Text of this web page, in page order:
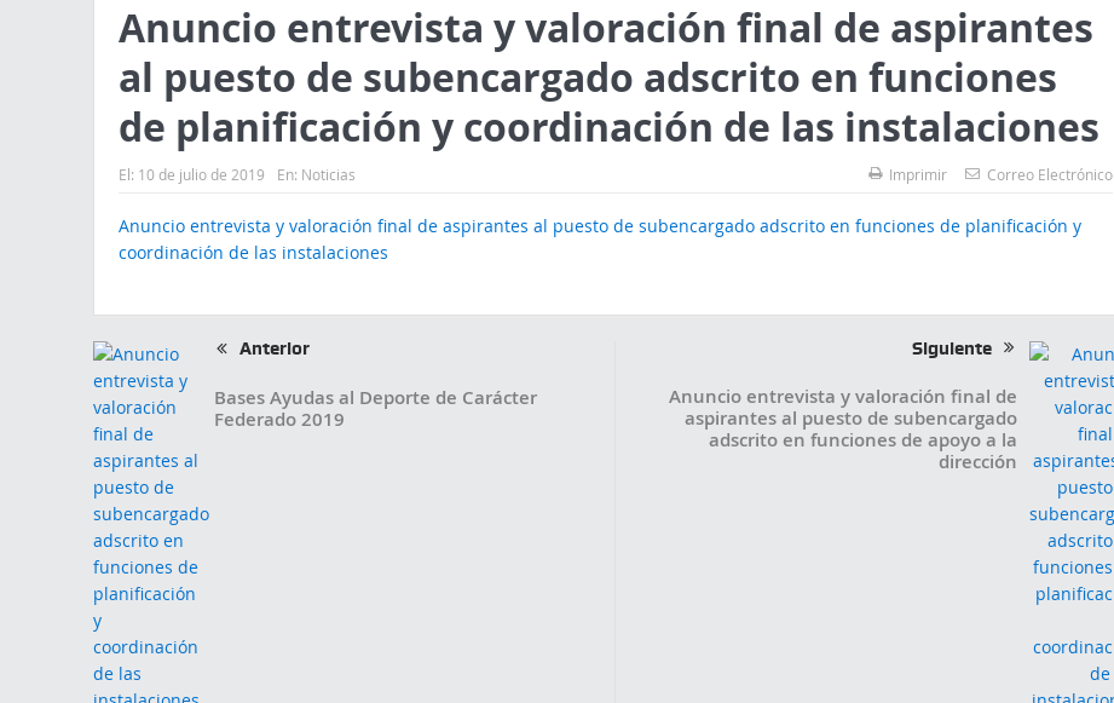
Anuncio entrevista y valoración final de aspirantes
al puesto de subencargado adscrito en funciones
de planificación y coordinación de las instalaciones
El: 10 de julio de 2019 En: Noticias Imprimir Correo Electrónico
Anuncio entrevista y valoración final de aspirantes al puesto de subencargado adscrito en funciones de planificación y
coordinación de las instalaciones
Anterior
Bases Ayudas al Deporte de Carácter
Federado 2019
Siguiente
Anuncio entrevista y valoración final de
aspirantes al puesto de subencargado
adscrito en funciones de apoyo a la
dirección